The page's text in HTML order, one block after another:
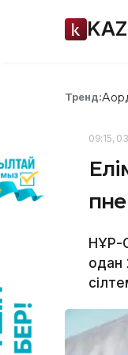
Тренд:
09:15,
НҰР-
одан